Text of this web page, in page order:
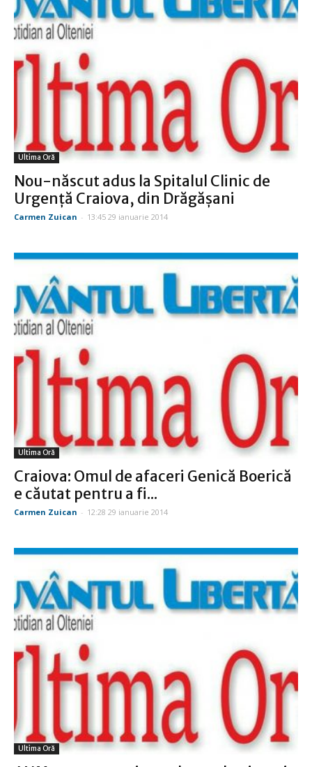
Ultima Oră
Nou-născut adus la Spitalul Clinic de
Urgență Craiova, din Drăgășani
Carmen Zuican - 13:45 29 ianuarie 2014
Ultima Oră
Craiova: Omul de afaceri Genică Boerică
e căutat pentru a fi...
Carmen Zuican - 12:28 29 ianuarie 2014
Ultima Oră